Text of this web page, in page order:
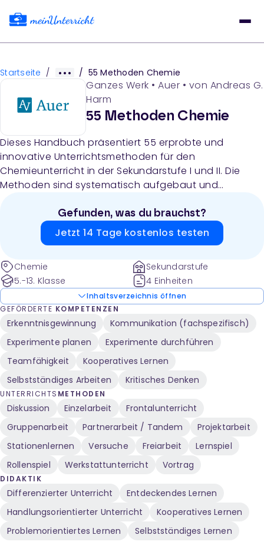
Startseite / / 55 Methoden Chemie
Ganzes Werk • Auer • von Andreas G.
Harm
55 Methoden Chemie
Dieses Handbuch präsentiert 55 erprobte und
innovative Unterrichtsmethoden für den
Chemieunterricht in der Sekundarstufe I und II. Die
Methoden sind systematisch aufgebaut und
Erarbeitungs- bis zu Sicherungsphasen, einschließlich
Modellbau, Spiele, Experimente und digitale
Lernformen.
Gefunden, was du brauchst?
Jetzt 14 Tage kostenlos testen
Chemie
5.-13. Klasse
Sekundarstufe
4 Einheiten
Inhaltsverzeichnis öffnen
GEFÖRDERTE KOMPETENZEN
Erkenntnisgewinnung
Kommunikation (fachspezifisch)
Experimente planen
Experimente durchführen
Teamfähigkeit
Kooperatives Lernen
Selbstständiges Arbeiten
Kritisches Denken
UNTERRICHTS METHODEN
Diskussion Einzelarbeit
Frontalunterricht
Gruppenarbeit
Partnerarbeit / Tandem
Projektarbeit
Stationenlernen
Versuche Freiarbeit
Lernspiel
Rollenspiel
Werkstattunterricht Vortrag
DIDAKTIK
Differenzierter Unterricht
Entdeckendes Lernen
Handlungsorientierter Unterricht
Kooperatives Lernen
Problemorientiertes Lernen
Selbstständiges Lernen